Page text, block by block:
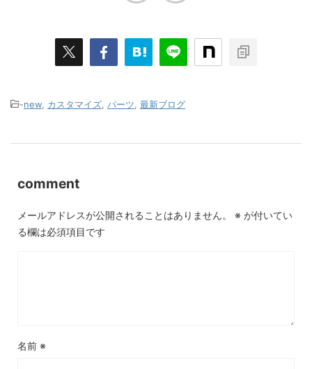
-new カスタマイズ パーツ 最新ブログ
comment
メールアドレスが公開されることはありません。 ※ が付いてい
る欄は必須項目です
名前 ※